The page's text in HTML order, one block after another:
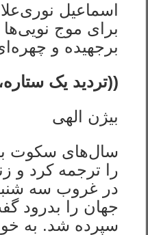
اسماعیل
برای موج
برجهیده و
((تردید یک
بیژن الهی
سال‌های سکوت
را ترجمه کرد و
در غروب سه
جهان را بدرود
سپرده شد. به